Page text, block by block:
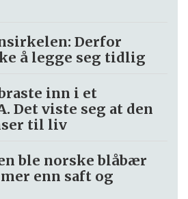
Derfor
å legge seg tidlig
inn i et
Det viste seg at den
til liv
ble norske blåbær
enn saft og